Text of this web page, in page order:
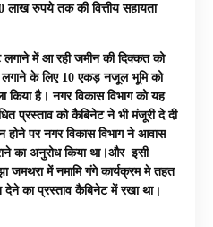
रुपये तक की वित्तीय सहायता
लगाने में आ रही जमीन की दिक्कत को
लगाने के लिए 10 एकड़ नजूल भूमि को
किया है। नगर विकास विभाग को यह
प्रस्ताव को कैबिनेट ने भी मंजूरी दे दी
पर नगर विकास विभाग ने आवास
का अनुरोध किया था।और इसी
जमथरा में नमामि गंगे कार्यक्रम मे तहत
का प्रस्ताव कैबिनेट में रखा था।